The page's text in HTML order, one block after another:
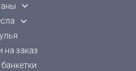
на заказ